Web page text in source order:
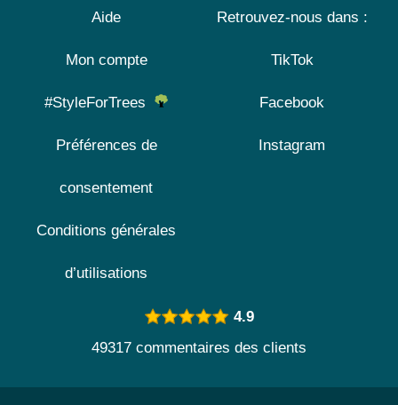
Aide
Mon compte
#StyleForTrees
Préférences de
consentement
Conditions générales
d’utilisations
Retrouvez-nous dans :
TikTok
Facebook
Instagram
4.9
49317 commentaires des clients